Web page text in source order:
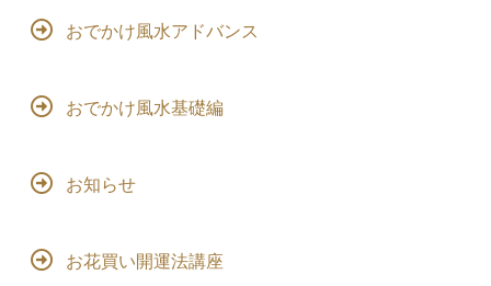
おでかけ風水アドバンス
おでかけ風水基礎編
お知らせ
お花買い開運法講座